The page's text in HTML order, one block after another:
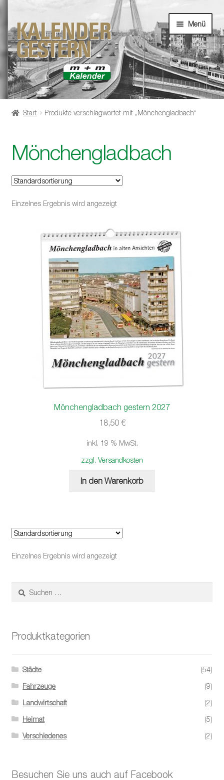
Navigation
springen
Inhalt
springen
Menü
Startseite
öffnen
Start Produkte verschlagwortet mit „Mönchengladbach“
Mönchengladbach
Einzelnes Ergebnis wird angezeigt
Mönchengladbach gestern 2027
18,50 €
inkl. 19 % MwSt.
zzgl. Versandkosten
In den Warenkorb
Einzelnes Ergebnis wird angezeigt
nach:
Produktkategorien
Städte
(54)
Fahrzeuge
(9)
Landwirtschaft
(2)
Heimat
(5)
Verschiedenes
(2)
Besuchen Sie uns auch auf Facebook